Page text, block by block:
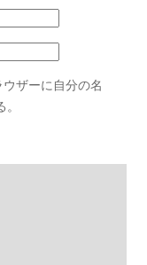
ザーに自分の名